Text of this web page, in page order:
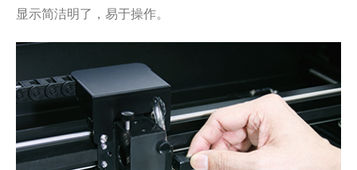
显示简洁明了，易于操作。